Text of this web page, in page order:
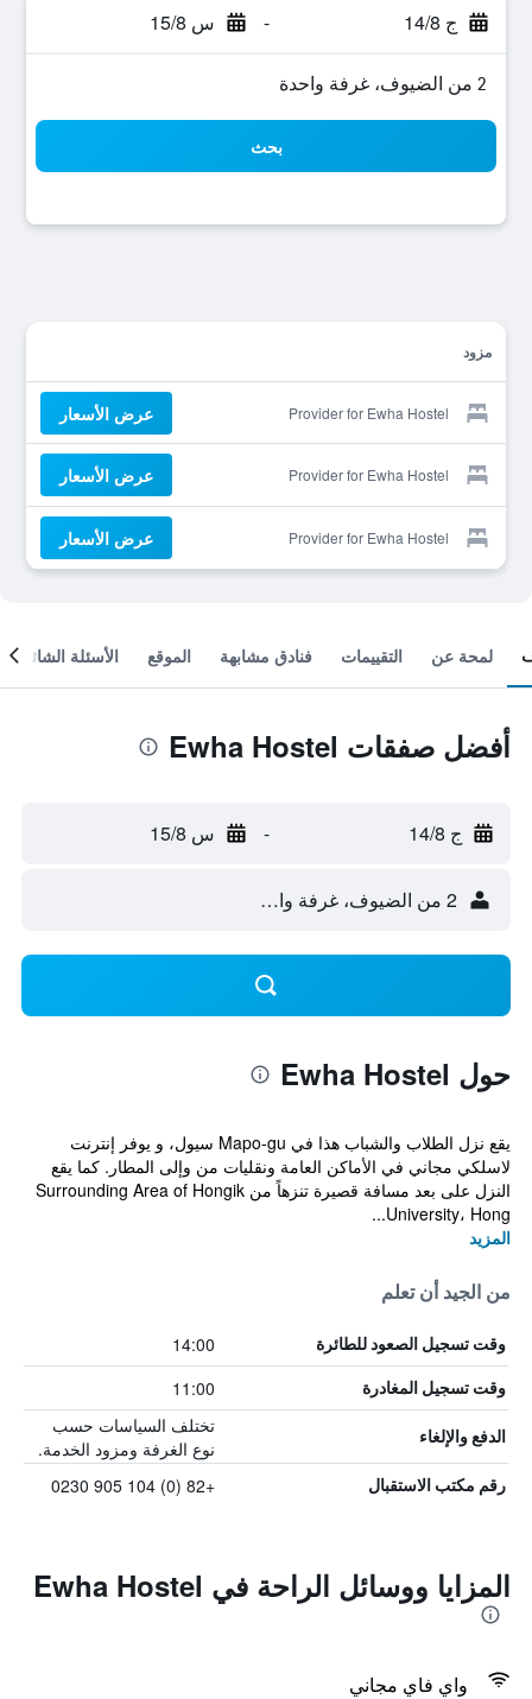
ج 14/8 - س 15/8
2 من الضيوف، غرفة واحدة
بحث
مزود
Provider for Ewha Hostel عرض الأسعار
Provider for Ewha Hostel عرض الأسعار
Provider for Ewha Hostel عرض الأسعار
لمحة عن التقييمات فنادق مشابهة الموقع الأسئلة الشائعة
أفضل صفقات Ewha Hostel
ج 14/8 - س 15/8
2 من الضيوف، غرفة واحدة
حول Ewha Hostel
يقع نزل الطلاب والشباب هذا في Mapo-gu سيول، و يوفر إنترنت
لاسلكي مجاني في الأماكن العامة ونقليات من وإلى المطار. كما يقع
النزل على بعد مسافة قصيرة تنزهاً من Surrounding Area of Hongik
University، Hong...
المزيد
من الجيد أن تعلم
وقت تسجيل الصعود للطائرة 14:00
وقت تسجيل المغادرة 11:00
الدفع والإلغاء
تختلف السياسات حسب
نوع الغرفة ومزود الخدمة.
رقم مكتب الاستقبال +82 (0) 104 905 0230
المزايا ووسائل الراحة في Ewha Hostel
واي فاي مجاني